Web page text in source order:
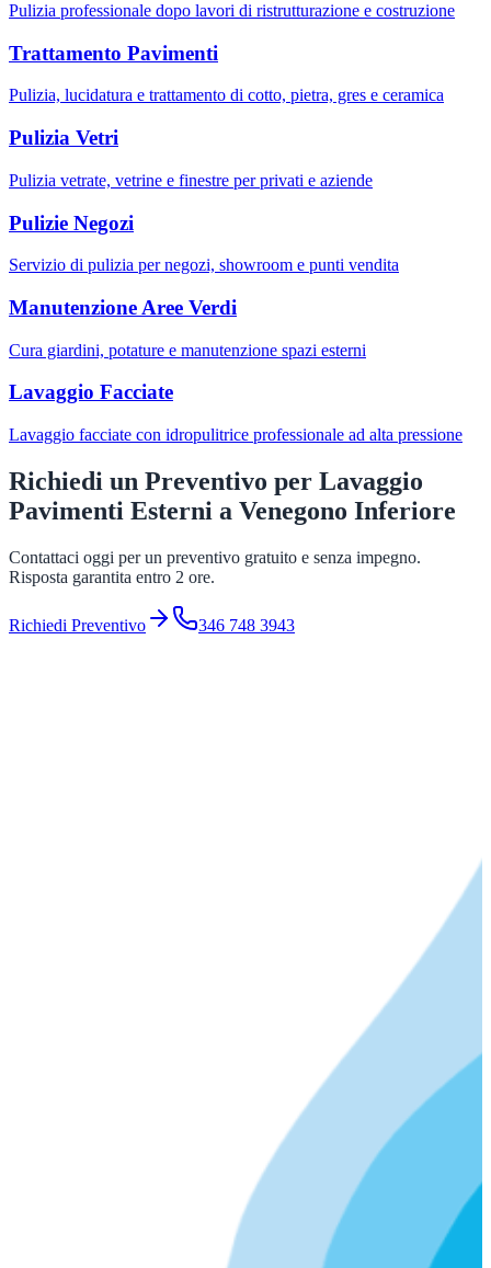
Pulizia professionale dopo lavori di ristrutturazione e costruzione
Trattamento Pavimenti
Pulizia, lucidatura e trattamento di cotto, pietra, gres e ceramica
Pulizia Vetri
Pulizia vetrate, vetrine e finestre per privati e aziende
Pulizie Negozi
Servizio di pulizia per negozi, showroom e punti vendita
Manutenzione Aree Verdi
Cura giardini, potature e manutenzione spazi esterni
Lavaggio Facciate
Lavaggio facciate con idropulitrice professionale ad alta pressione
Richiedi un Preventivo per Lavaggio
Pavimenti Esterni a Venegono Inferiore
Contattaci oggi per un preventivo gratuito e senza impegno.
Risposta garantita entro 2 ore.
Richiedi Preventivo 346 748 3943